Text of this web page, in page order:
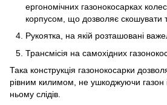
ергономічних газонокосарках
корпусом, що дозволяє скошувати
Рукоятка, на якій розташовані
Трансмісія на самохідних
Така конструкція газонокосарки
рівним килимом, не ушкоджуючи
ньому слідів.